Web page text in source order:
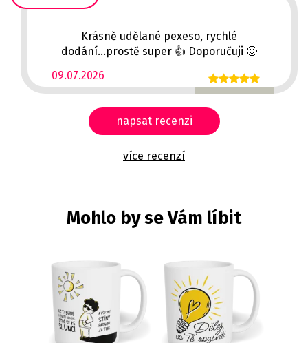
09.07.2026
Krásně udělané pexeso, rychlé
dodání...prostě super 👍 Doporučuji 🙂
napsat recenzi
více recenzí
Mohlo by se Vám líbit